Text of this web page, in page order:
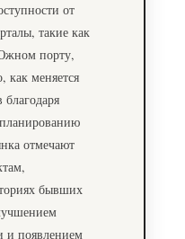
от
такие как
порту,
как меняется
отмечают
бывших
и появлением